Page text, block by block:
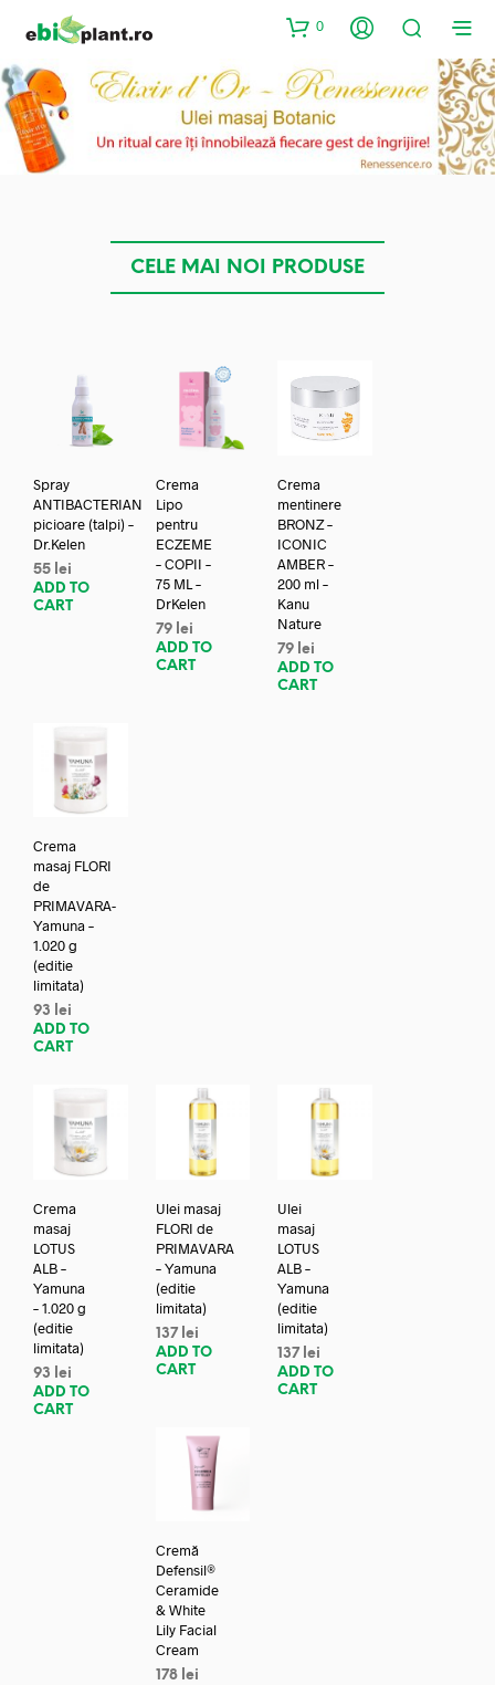
0
CELE MAI NOI PRODUSE
Spray
ANTIBACTERIAN
picioare (talpi) –
Dr.Kelen
55 lei
ADD TO
CART
Crema
Lipo
pentru
ECZEME
– COPII –
75 ML –
DrKelen
79 lei
ADD TO
CART
Crema
mentinere
BRONZ –
ICONIC
AMBER –
200 ml –
Kanu
Nature
79 lei
ADD TO
CART
Crema
masaj FLORI
de
PRIMAVARA-
Yamuna –
1.020 g
(editie
limitata)
93
lei
ADD TO
CART
Crema
masaj
LOTUS
ALB –
Yamuna
– 1.020 g
(editie
limitata)
93
lei
ADD TO
CART
Ulei masaj
FLORI de
PRIMAVARA
– Yamuna
(editie
limitata)
137 lei
ADD TO
CART
Ulei
masaj
LOTUS
ALB –
Yamuna
(editie
limitata)
137 lei
ADD TO
CART
Cremă
Defensil®
Ceramide
& White
Lily Facial
Cream
178 lei